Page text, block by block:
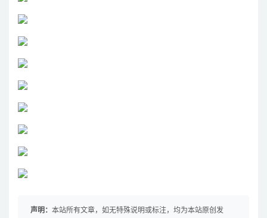
声明： 本站所有文章，如无特殊说明或标注，均为本站原创发